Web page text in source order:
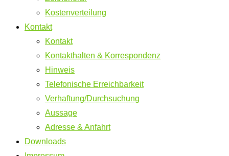
Kostenverteilung
Kontakt
Kontakt
Kontakthalten & Korrespondenz
Hinweis
Telefonische Erreichbarkeit
Verhaftung/Durchsuchung
Aussage
Adresse & Anfahrt
Downloads